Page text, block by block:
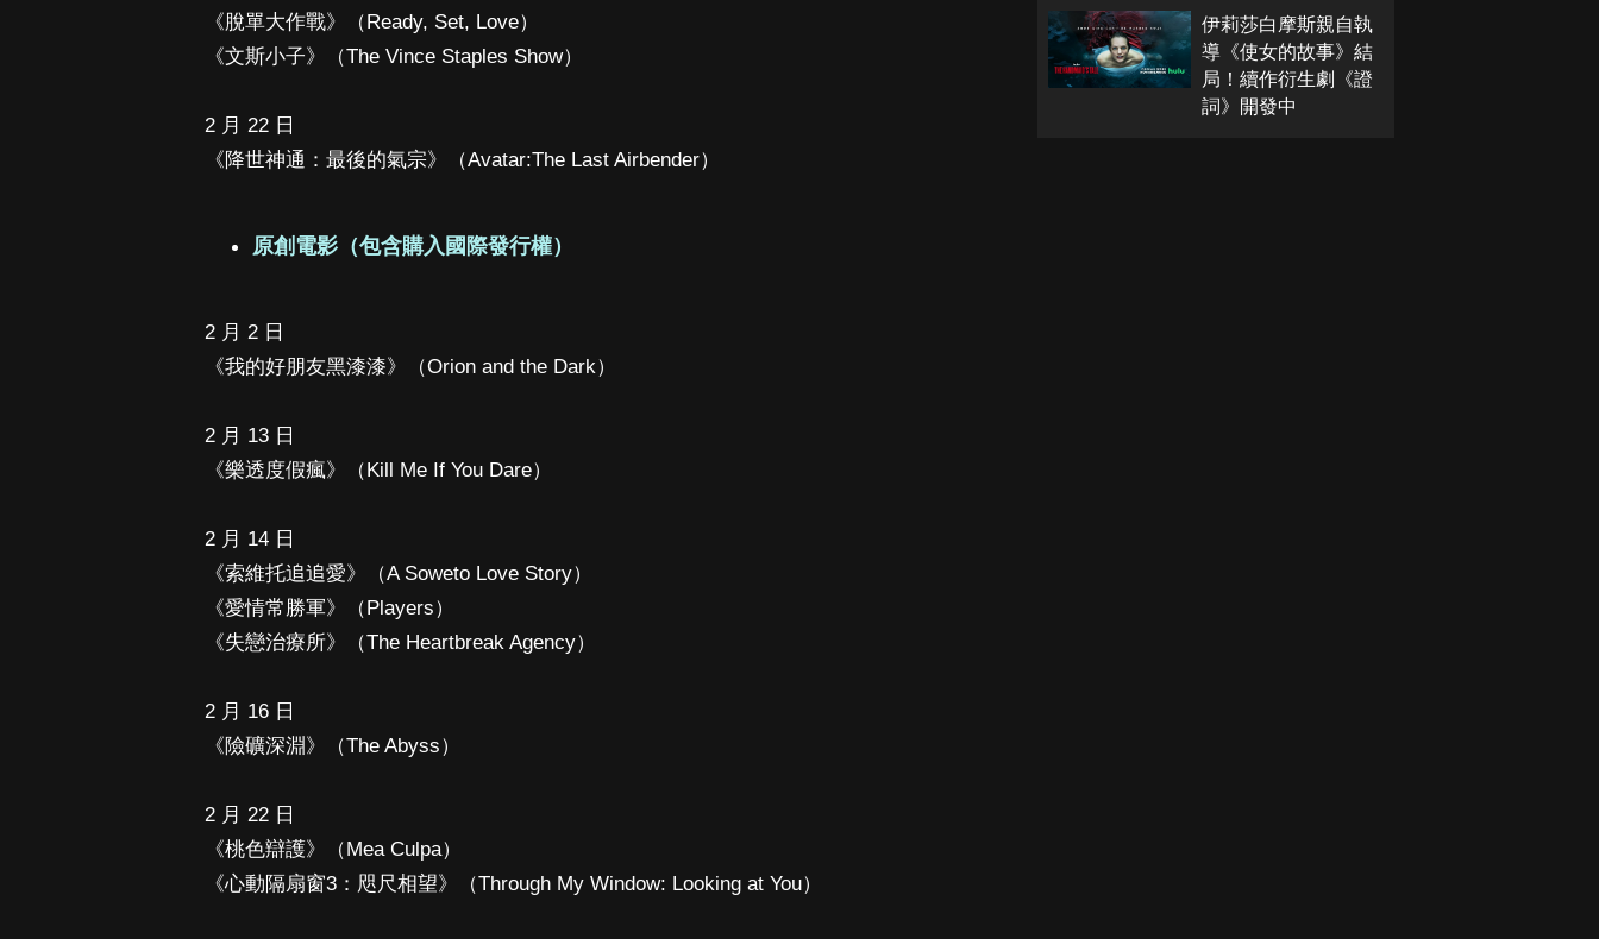
《脫單大作戰》（Ready, Set, Love）
《文斯小子》（The Vince Staples Show）
2 月 22 日
《降世神通：最後的氣宗》（Avatar:The Last Airbender）
原創電影（包含購入國際發行權）
2 月 2 日
《我的好朋友黑漆漆》（Orion and the Dark）
2 月 13 日
《樂透度假瘋》（Kill Me If You Dare）
2 月 14 日
《索維托追追愛》（A Soweto Love Story）
《愛情常勝軍》（Players）
《失戀治療所》（The Heartbreak Agency）
2 月 16 日
《險礦深淵》（The Abyss）
2 月 22 日
《桃色辯護》（Mea Culpa）
《心動隔扇窗3：咫尺相望》（Through My Window: Looking at You）
伊莉莎白摩斯親自執
導《使女的故事》結
局！續作衍生劇《證
詞》開發中